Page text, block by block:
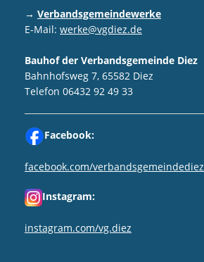
→ Verbandsgemeindewerke
E-Mail: werke@vgdiez.de
Bauhof der Verbandsgemeinde Diez
Bahnhofsweg 7, 65582 Diez
Telefon 06432 92 49 33
Facebook:
facebook.com/verbandsgemeindediez
Instagram:
instagram.com/vg.diez